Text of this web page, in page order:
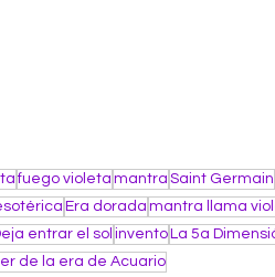
fuego violeta mantra Saint Germain
Era dorada mantra llama
entrar el sol invento La 5a
de la era de Acuario